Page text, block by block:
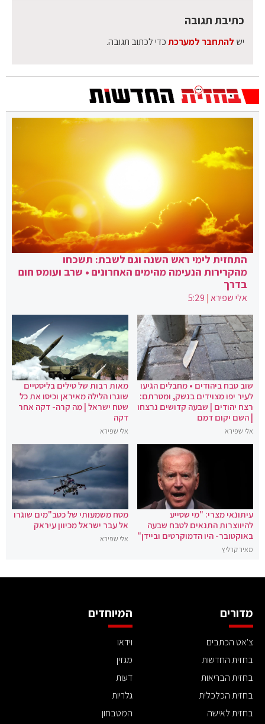
כתיבת תגובה
יש להתחבר למערכתכדי לכתוב תגובה.
התחזית לימי ראש השנה וגם לשבת: תשכחו
מהקרירות הנעימה מהימים האחרונים • שרב ועומס חום
בדרך
אלי שפירא|
5:29
שוב טבח ביהודים • מחבלים הגיעו
לעיר יפו מצוידים בנשק, ומטרתם:
רצח יהודים | שבעה קדושים נרצחו
| השם יקום דמם
אלי שפירא
מאות רבות של טילים בליסטיים
שוגרו הלילה מאיראן וכיסו את כל
שטח ישראל | מה קרה- דקה אחר
דקה
אלי שפירא
עיתונאי מצרי: "מי שסייע
להיווצרות התנאים לטבח שבעה
באוקטובר- היו הדמוקרטים וביידן"
מאיר קרליץ
מטח משמעותי של כטב"מים שוגרו
אל עבר ישראל מכיוון עיראק
אלי שפירא
מדורים
צ'אט הכתבים
בחזית החדשות
בחזית הבריאות
בחזית הכלכלית
בחזית לאישה
המיוחדים
וידאו
מגזין
דעות
גלריות
המטבחון